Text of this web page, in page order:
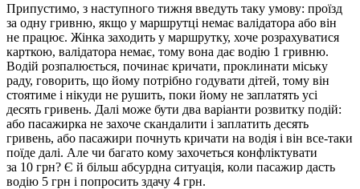
Припустимо, з наступного тижня введуть таку умову: проїзд
за одну гривню, якщо у маршрутці немає валідатора або він
не працює. Жінка заходить у маршрутку, хоче розрахуватися
карткою, валідатора немає, тому вона дає водію 1 гривню.
Водій розпалюється, починає кричати, проклинати міську
раду, говорить, що йому потрібно годувати дітей, тому він
стоятиме і нікуди не рушить, поки йому не заплатять усі
десять гривень. Далі може бути два варіанти розвитку подій:
або пасажирка не захоче скандалити і заплатить десять
гривень, або пасажири почнуть кричати на водія і він все-таки
поїде далі. Але чи багато кому захочеться конфліктувати
за 10 грн? Є й більш абсурдна ситуація, коли пасажир дасть
водію 5 грн і попросить здачу 4 грн.